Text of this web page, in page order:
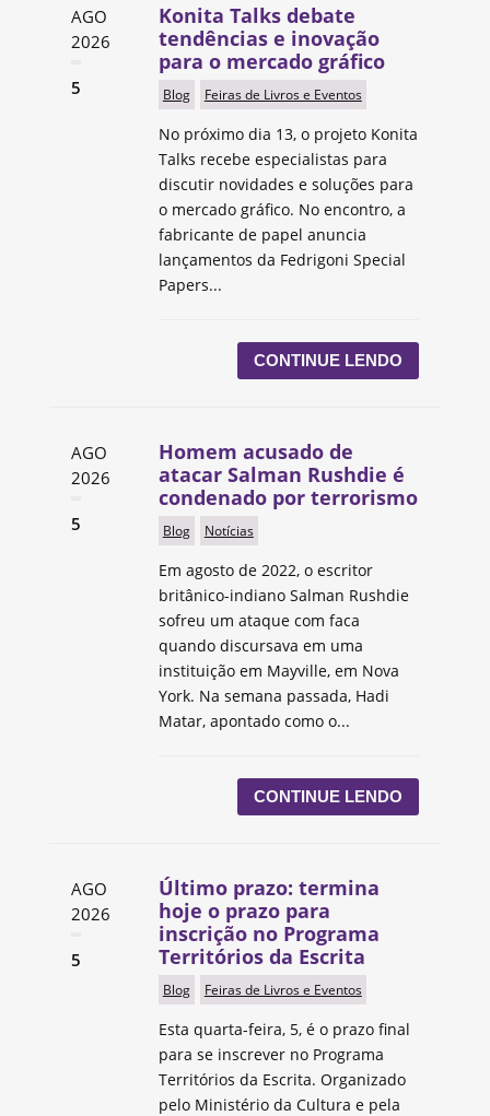
AGO
2026
5
Konita Talks debate
tendências e inovação
para o mercado gráfico
Blog Feiras de Livros e Eventos
No próximo dia 13, o projeto Konita
Talks recebe especialistas para
discutir novidades e soluções para
o mercado gráfico. No encontro, a
fabricante de papel anuncia
lançamentos da Fedrigoni Special
Papers...
CONTINUE LENDO
AGO
2026
5
Homem acusado de
atacar Salman Rushdie é
condenado por terrorismo
Blog Notícias
Em agosto de 2022, o escritor
britânico-indiano Salman Rushdie
sofreu um ataque com faca
quando discursava em uma
instituição em Mayville, em Nova
York. Na semana passada, Hadi
Matar, apontado como o...
CONTINUE LENDO
AGO
2026
5
Último prazo: termina
hoje o prazo para
inscrição no Programa
Territórios da Escrita
Blog Feiras de Livros e Eventos
Esta quarta-feira, 5, é o prazo final
para se inscrever no Programa
Territórios da Escrita. Organizado
pelo Ministério da Cultura e pela